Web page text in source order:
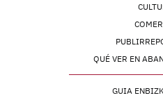
QUÉ VER EN
GUIA